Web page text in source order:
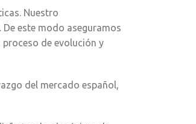
Nuestro
este modo aseguramos
de evolución y
del mercado español,